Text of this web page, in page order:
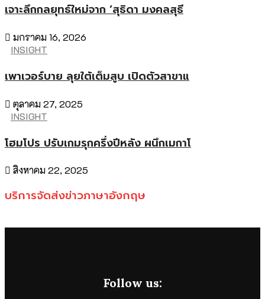
เจาะลึกกลยุทธ์ใหม่จาก ‘สุธิดา มงคลสุธี
มกราคม 16, 2026
INSIGHT
เพาเวอร์บาย ลุยใต้เต็มสูบ เปิดตัวสาขาแ
ตุลาคม 27, 2025
INSIGHT
โฮมโปร ปรับเกมรุกครึ่งปีหลัง ผนึกเมกาโ
สิงหาคม 22, 2025
บริการจัดส่งข่าวภาษาอังกฤษ
Follow us: